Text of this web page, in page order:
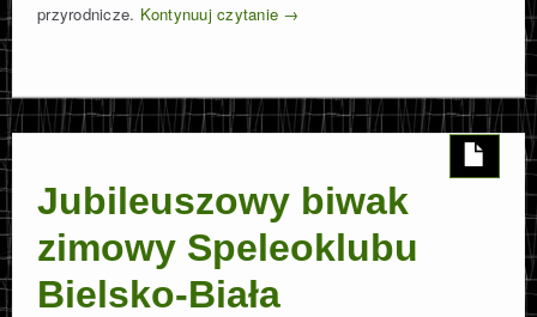
przyrodnicze. Kontynuuj czytanie →
Jubileuszowy biwak
zimowy Speleoklubu
Bielsko-Biała